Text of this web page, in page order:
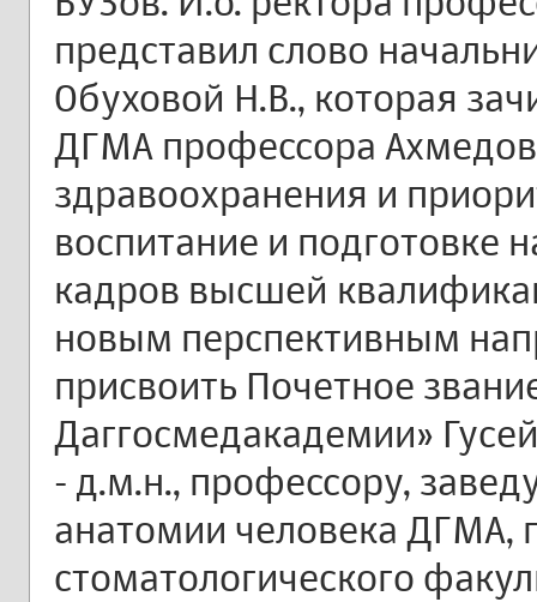
представил слово
Обуховой Н.В., которая
ДГМА профессора
здравоохранения и
воспитание и подготовке
кадров высшей
новым перспективным
присвоить Почетное
Даггосмедакадемии»
- д.м.н., профессору,
анатомии человека
стоматологического